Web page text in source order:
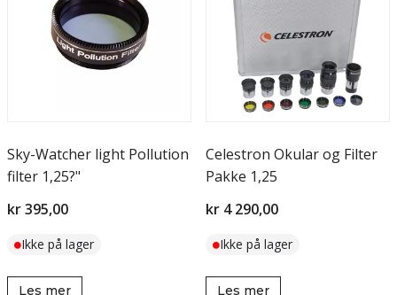
Sky-Watcher light Pollution
filter 1,25?"
kr 395,00
Ikke på lager
Les mer
Celestron Okular og Filter
Pakke 1,25
kr 4 290,00
Ikke på lager
Les mer